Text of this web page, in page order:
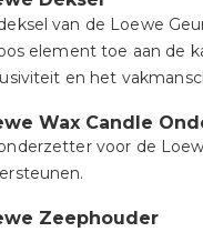
van de Loewe
element toe aan de
en het
Wax Candle
voor de
Zeephouder